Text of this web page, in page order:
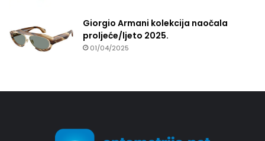
Giorgio Armani kolekcija naočala
proljeće/ljeto 2025.
01/04/2025